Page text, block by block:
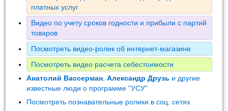
платных услуг
Видео по учету сроков годности и прибыли с партий
товаров
Посмотреть видео-ролик об интернет-магазине
Посмотреть видео расчета себестоимости
Анатолий Вассерман ,Александр Друзь и другие
известные люди о программе "УСУ"
Посмотреть познавательные ролики в соц. сетях